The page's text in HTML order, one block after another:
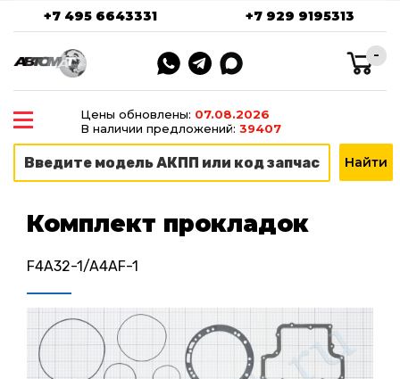
+7 495 6643331 +7 929 9195313
-
Цены обновлены: 07.08.2026
В наличии предложений: 39407
Комплект прокладок
F4A32-1/A4AF-1